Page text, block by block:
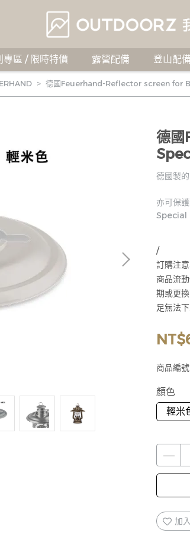
專區 / 限時特價 露營配備 登山配備
德國Feuerhand-Reflector screen for
德
德國製
亦可保
Special
/
訂購注
商品流
期或更
足無法
商品編
顏色
輕米
加